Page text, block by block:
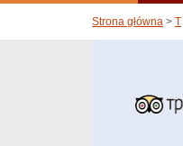
Strona główna > T